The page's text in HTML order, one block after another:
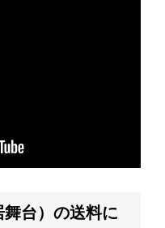
台）の送料に